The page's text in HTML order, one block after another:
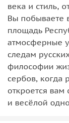
века и стиль,
Вы побываете
площадь
атмосферные
следам
философии
сербов, когда
откроется
и весёлой